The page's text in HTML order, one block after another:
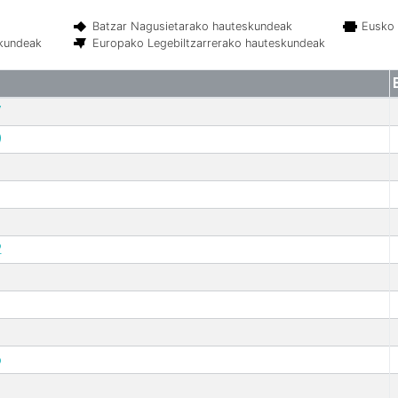
Batzar Nagusietarako hauteskundeak
Europako Legebiltzarrerako hauteskundeak